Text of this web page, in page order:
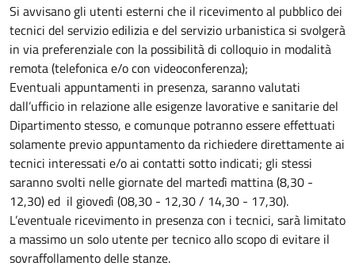
Si avvisano gli utenti esterni che il ricevimento al pubblico dei
tecnici del servizio edilizia e del servizio urbanistica si svolgerà
in via preferenziale con la possibilità di colloquio in modalità
remota (telefonica e/o con videoconferenza);
Eventuali appuntamenti in presenza, saranno valutati
dall’ufficio in relazione alle esigenze lavorative e sanitarie del
Dipartimento stesso, e comunque potranno essere effettuati
solamente previo appuntamento da richiedere direttamente ai
tecnici interessati e/o ai contatti sotto indicati; gli stessi
saranno svolti nelle giornate del martedì mattina (8,30 -
12,30) ed il giovedì (08,30 - 12,30 / 14,30 - 17,30).
L’eventuale ricevimento in presenza con i tecnici, sarà limitato
a massimo un solo utente per tecnico allo scopo di evitare il
sovraffollamento delle stanze.